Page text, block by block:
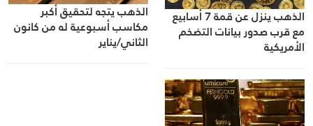
الذهب ينزل عن قمة 7 أسابيع
مع قرب صدور بيانات التضخم
الأمريكية
الذهب يتجه لتحقيق أكبر
مكاسب أسبوعية له من كانون
الثاني/يناير